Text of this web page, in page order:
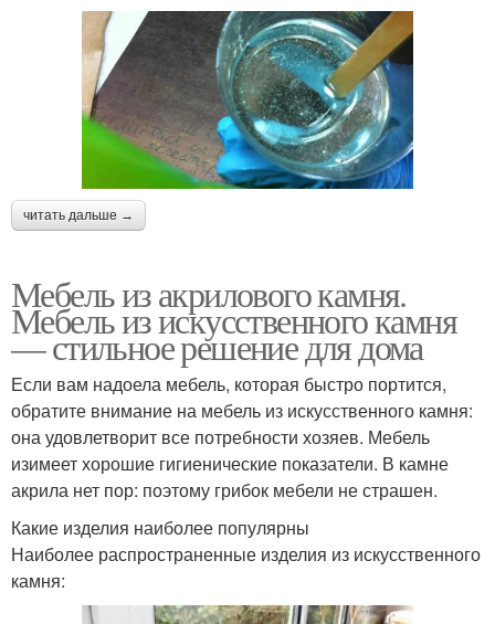
читать дальше →
Мебель из акрилового камня.
Мебель из искусственного камня
— стильное решение для дома
Если вам надоела мебель, которая быстро портится,
обратите внимание на мебель из искусственного камня:
она удовлетворит все потребности хозяев. Мебель
изимеет хорошие гигиенические показатели. В камне
акрила нет пор: поэтому грибок мебели не страшен.
Какие изделия наиболее популярны
Наиболее распространенные изделия из искусственного
камня: